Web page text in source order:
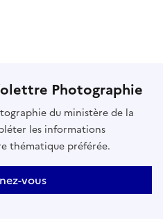
Photographie
du ministère de la
les informations
thématique préférée.
vous